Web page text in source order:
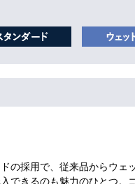
の採用で、従来品からウェ
できるのも魅力のひとつ。